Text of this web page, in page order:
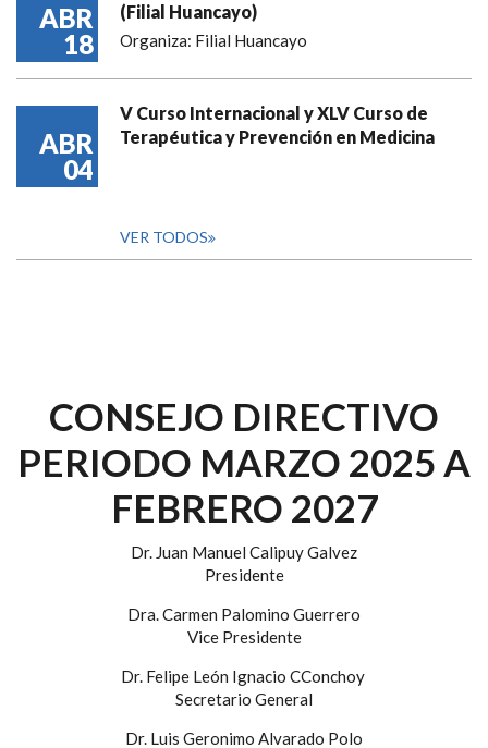
ABR
18
(Filial Huancayo)
Organiza: Filial Huancayo
ABR
04
V Curso Internacional y XLV Curso de
Terapéutica y Prevención en Medicina
VER TODOS
CONSEJO DIRECTIVO
PERIODO MARZO 2025 A
FEBRERO 2027
Dr. Juan Manuel Calipuy Galvez
Presidente
Dra. Carmen Palomino Guerrero
Vice Presidente
Dr. Felipe León Ignacio CConchoy
Secretario General
Dr. Luis Geronimo Alvarado Polo